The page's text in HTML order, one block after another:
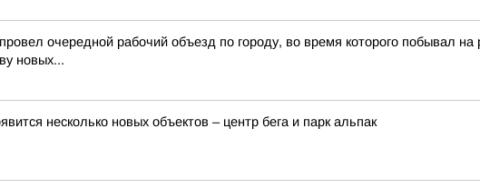
очередной рабочий объезд по городу, во время которого побывал
новых...
несколько новых объектов – центр бега и парк альпак